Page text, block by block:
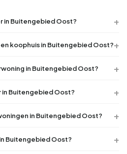
in Buitengebied Oost?
koophuis in Buitengebied Oost?
in Buitengebied Oost?
in Buitengebied Oost?
in Buitengebied Oost?
Buitengebied Oost?